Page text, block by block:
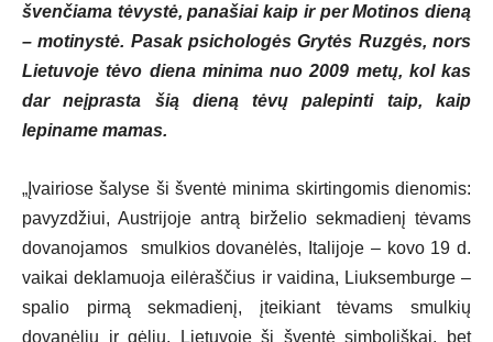
švenčiama tėvystė, panašiai kaip ir per Motinos dieną
– motinystė. Pasak psichologės Grytės Ruzgės, nors
Lietuvoje tėvo diena minima nuo 2009 metų, kol kas
dar neįprasta šią dieną tėvų palepinti taip, kaip
lepiname mamas.
„Įvairiose šalyse ši šventė minima skirtingomis dienomis:
pavyzdžiui, Austrijoje antrą birželio sekmadienį tėvams
dovanojamos smulkios dovanėlės, Italijoje – kovo 19 d.
vaikai deklamuoja eilėraščius ir vaidina, Liuksemburge –
spalio pirmą sekmadienį, įteikiant tėvams smulkių
dovanėlių ir gėlių. Lietuvoje ši šventė simboliškai, bet